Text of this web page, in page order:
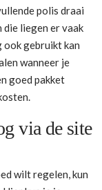
polis draai
liegen er vaak
ook gebruikt kan
wanneer je
goed pakket
via de site
wilt regelen, kun